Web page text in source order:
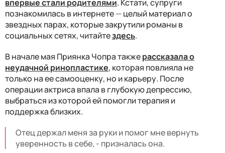
впервые стали родителями. Кстати, супруги
познакомилась в интернете—целый материал о
звездных парах, которые закрутили романы в
социальных сетях, читайтездесь.
В начале мая Приянка Чопра такжерассказала о
неудачной ринопластике, которая повлияла не
только на ее самооценку, но и карьеру. После
операции актриса впала в глубокую депрессию,
выбраться из которой ей помогли терапия и
поддержка близких.
Отец держал меня за руки и помог мне вернуть
уверенность в себе, - призналась она.